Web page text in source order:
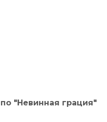
"Невинная грация"